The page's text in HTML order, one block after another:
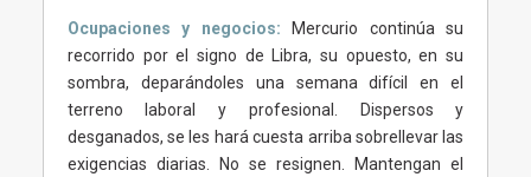
Ocupaciones y negocios:
Mercurio continúa su
recorrido por el signo de Libra, su opuesto, en su
sombra, deparándoles una semana difícil en el
terreno laboral y profesional. Dispersos y
desganados, se les hará cuesta arriba sobrellevar las
exigencias diarias. No se resignen. Mantengan el